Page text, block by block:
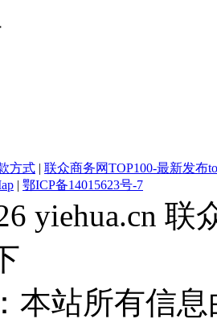
方式 | 联众商务网TOP100-最新发布
| 鄂ICP备14015623号-7
yiehua.cn
本站所有信